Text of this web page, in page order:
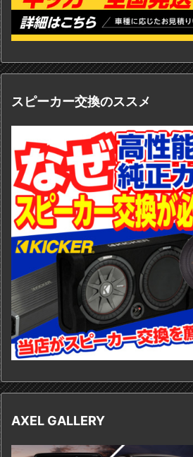
スピーカー交換のススメ
AXEL GALLERY